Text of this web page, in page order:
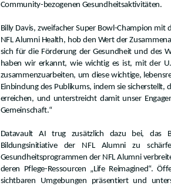
Community-bezogenen Gesundheitsaktivitäten.
Billy Davis, zweifacher Super Bowl-Champion
NFL Alumni Health, hob den Wert der
sich für die Förderung der Gesundheit und des
haben wir erkannt, wie wichtig es ist, mit der
zusammenzuarbeiten, um diese wichtige,
Einbindung des Publikums, indem sie sicherstellt,
erreichen, und unterstreicht damit unser
Gemeinschaft.“
Datavault AI trug zusätzlich dazu bei, das
Bildungsinitiative der NFL Alumni zu
Gesundheitsprogrammen der NFL Alumni
deren Pflege-Ressourcen „Life Reimagined“.
sichtbaren Umgebungen präsentiert und